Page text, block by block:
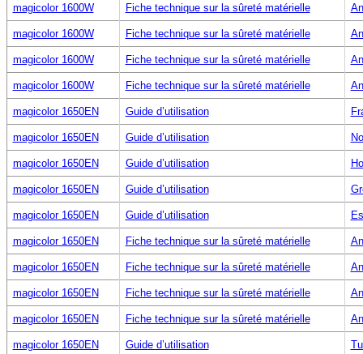
magicolor 1600W Fiche technique sur la sûreté matérielle
magicolor 1600W Fiche technique sur la sûreté matérielle
magicolor 1600W Fiche technique sur la sûreté matérielle
magicolor 1600W Fiche technique sur la sûreté matérielle
magicolor 1650EN Guide d’utilisation
magicolor 1650EN Guide d’utilisation
magicolor 1650EN Guide d’utilisation
magicolor 1650EN Guide d’utilisation
magicolor 1650EN Guide d’utilisation
magicolor 1650EN Fiche technique sur la sûreté matérielle
magicolor 1650EN Fiche technique sur la sûreté matérielle
magicolor 1650EN Fiche technique sur la sûreté matérielle
magicolor 1650EN Fiche technique sur la sûreté matérielle
magicolor 1650EN Guide d’utilisation